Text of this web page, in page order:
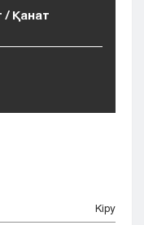
/ Қанат
Кіру